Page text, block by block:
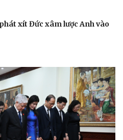
xít Đức xâm lược Anh vào